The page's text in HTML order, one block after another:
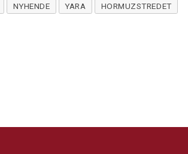
NYHENDE YARA HORMUZSTREDET